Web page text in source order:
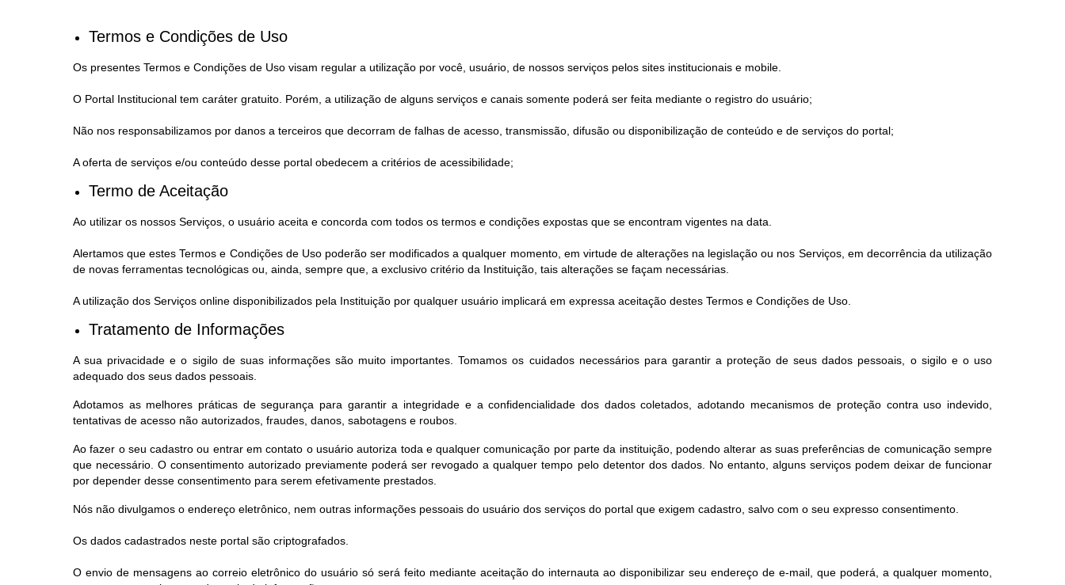
Termos e Condições de Uso
Os presentes Termos e Condições de Uso visam regular a utilização por você, usuário, de nossos serviços pelos sites institucionais e mobile.
O Portal Institucional tem caráter gratuito. Porém, a utilização de alguns serviços e canais somente poderá ser feita mediante o registro do usuário;
Não nos responsabilizamos por danos a terceiros que decorram de falhas de acesso, transmissão, difusão ou disponibilização de conteúdo e de serviços do portal;
A oferta de serviços e/ou conteúdo desse portal obedecem a critérios de acessibilidade;
Termo de Aceitação
Ao utilizar os nossos Serviços, o usuário aceita e concorda com todos os termos e condições expostas que se encontram vigentes na data.
Alertamos que estes Termos e Condições de Uso poderão ser modificados a qualquer momento, em virtude de alterações na legislação ou nos Serviços, em decorrência da utilização
de novas ferramentas tecnológicas ou, ainda, sempre que, a exclusivo critério da Instituição, tais alterações se façam necessárias.
A utilização dos Serviços online disponibilizados pela Instituição por qualquer usuário implicará em expressa aceitação destes Termos e Condições de Uso.
Tratamento de Informações
A sua privacidade e o sigilo de suas informações são muito importantes. Tomamos os cuidados necessários para garantir a proteção de seus dados pessoais, o sigilo e o uso
adequado dos seus dados pessoais.
Adotamos as melhores práticas de segurança para garantir a integridade e a confidencialidade dos dados coletados, adotando mecanismos de proteção contra uso indevido,
tentativas de acesso não autorizados, fraudes, danos, sabotagens e roubos.
Ao fazer o seu cadastro ou entrar em contato o usuário autoriza toda e qualquer comunicação por parte da instituição, podendo alterar as suas preferências de comunicação sempre
que necessário. O consentimento autorizado previamente poderá ser revogado a qualquer tempo pelo detentor dos dados. No entanto, alguns serviços podem deixar de funcionar
por depender desse consentimento para serem efetivamente prestados.
Nós não divulgamos o endereço eletrônico, nem outras informações pessoais do usuário dos serviços do portal que exigem cadastro, salvo com o seu expresso consentimento.
Os dados cadastrados neste portal são criptografados.
O envio de mensagens ao correio eletrônico do usuário só será feito mediante aceitação do internauta ao disponibilizar seu endereço de e-mail, que poderá, a qualquer momento,